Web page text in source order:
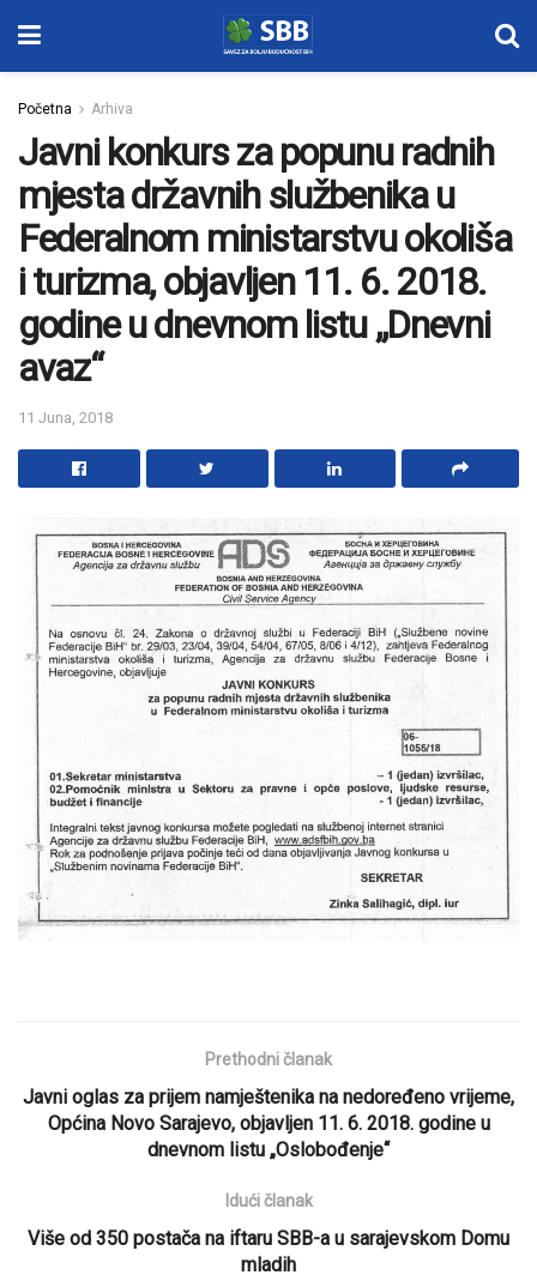
Početna Arhiva
Javni konkurs za popunu radnih
mjesta državnih službenika u
Federalnom ministarstvu okoliša
i turizma, objavljen 11. 6. 2018.
godine u dnevnom listu „Dnevni
avaz“
11 Juna, 2018
Prethodni članak
Javni oglas za prijem namještenika na nedoređeno vrijeme,
Općina Novo Sarajevo, objavljen 11. 6. 2018. godine u
dnevnom listu „Oslobođenje“
Idući članak
Više od 350 postača na iftaru SBB-a u sarajevskom Domu
mladih